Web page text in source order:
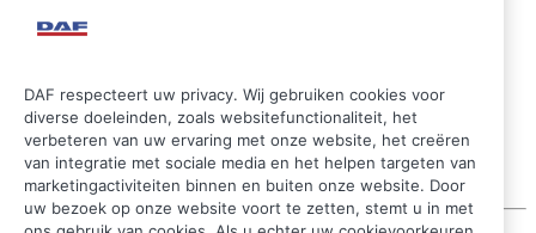
DAF respecteert uw privacy. Wij gebruiken cookies voor
diverse doeleinden, zoals websitefunctionaliteit, het
verbeteren van uw ervaring met onze website, het creëren
van integratie met sociale media en het helpen targeten van
marketingactiviteiten binnen en buiten onze website. Door
uw bezoek op onze website voort te zetten, stemt u in met